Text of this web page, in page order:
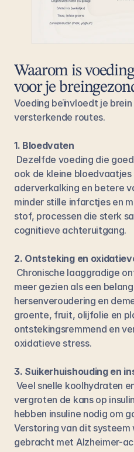
Waarom is
voor je
Voeding beïnvloedt je
versterkende routes.
1. Bloedvaten
ook de kleine bloedvaatjes
aderverkalking en betere
minder stille infarctjes en
stof, processen die sterk
cognitieve achteruitgang.
2. Ontsteking en
meer gezien als een
hersenveroudering en
groente, fruit, olijfolie en
ontstekingsremmend en
oxidatieve stress.
3. Suikerhuishouding en
vergroten de kans op
hebben insuline nodig om
Verstoring van dit systeem
gebracht met Alzheimer-